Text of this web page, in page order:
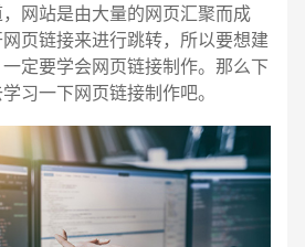
站是由大量的网页汇聚而成
页链接来进行跳转，所以要想建
定要学会网页链接制作。那么下
习一下网页链接制作吧。